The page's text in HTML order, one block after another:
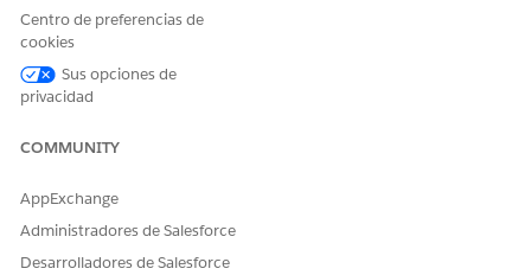
Tipo de acción de referencia
¿Ejecuta esta acción una o
más plantillas de solicitud?
¿RESOLVIÓ ESTE ARTÍCULO SU PROBLEMA?
Sí
Centro de preferencias de
cookies
Sus opciones de
privacidad
COMMUNITY
AppExchange
Administradores de Salesforce
Desarrolladores de Salesforce